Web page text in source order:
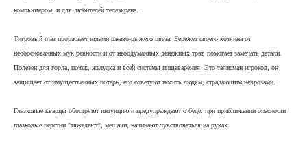
компьютером, и для любителей телеэкрана.
Тигровый глаз прорастает иглами ржаво-рыжего цвета. Бережет своего хозяина от
необоснованных мук ревности и от необдуманных денежных трат, помогает замечать детали.
Полезен для горла, почек, желудка и всей системы пищеварения. Это талисман игроков, он
защищает от имущественных потерь, его советуют носить людям, страдающим неврозами.
Глазковые кварцы обостряют интуицию и предупреждают о беде: при приближении опасности
глазковые перстни "тяжелеют", мешают, начинают чувствоваться на руках.